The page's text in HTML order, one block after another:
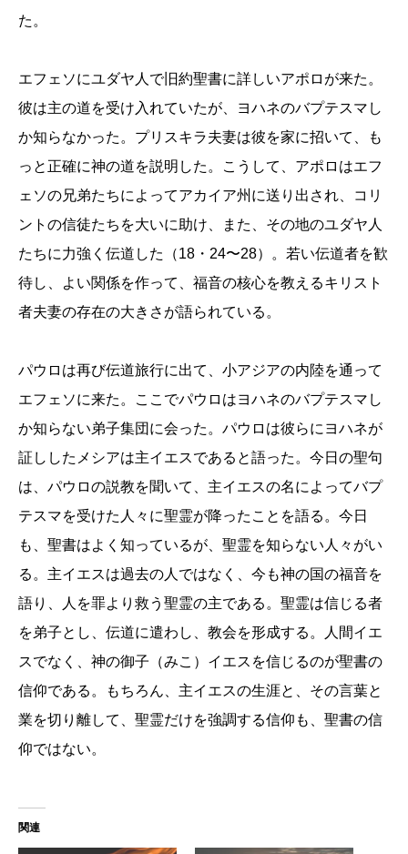
た。
エフェソにユダヤ人で旧約聖書に詳しいアポロが来た。
彼は主の道を受け入れていたが、ヨハネのバプテスマし
か知らなかった。プリスキラ夫妻は彼を家に招いて、も
っと正確に神の道を説明した。こうして、アポロはエフ
ェソの兄弟たちによってアカイア州に送り出され、コリ
ントの信徒たちを大いに助け、また、その地のユダヤ人
たちに力強く伝道した（18・24〜28）
。若い伝道者を歓
待し、よい関係を作って、福音の核心を教えるキリスト
者夫妻の存在の大きさが語られている。
パウロは再び伝道旅行に出て、小アジアの内陸を通って
エフェソに来た。ここでパウロはヨハネのバプテスマし
か知らない弟子集団に会った。パウロは彼らにヨハネが
証ししたメシアは主イエスであると語った。今日の聖句
は、パウロの説教を聞いて、主イエスの名によってバプ
テスマを受けた人々に聖霊が降ったことを語る。今日
も、聖書はよく知っているが、聖霊を知らない人々がい
る。主イエスは過去の人ではなく、今も神の国の福音を
語り、人を罪より救う聖霊の主である。聖霊は信じる者
を弟子とし、伝道に遣わし、教会を形成する。人間イエ
スでなく、神の御子（みこ）イエスを信じるのが聖書の
信仰である。もちろん、主イエスの生涯と、その言葉と
業を切り離して、聖霊だけを強調する信仰も、聖書の信
仰ではない。
関連